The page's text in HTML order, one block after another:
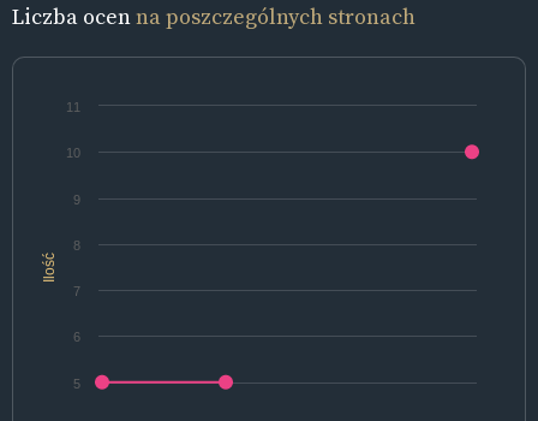
Liczba ocenna poszczególnych stronach
Ilość
5
6
7
8
9
10
11